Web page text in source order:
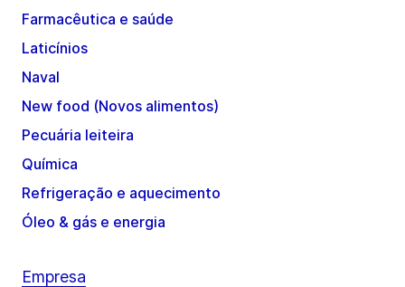
Farmacêutica e saúde
Laticínios
Naval
New food (Novos alimentos)
Pecuária leiteira
Química
Refrigeração e aquecimento
Óleo & gás e energia
Empresa